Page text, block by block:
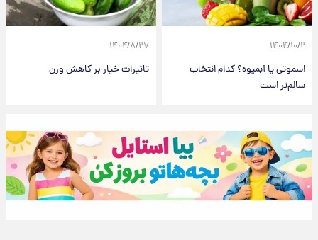
۱۴۰۴/۱۰/۲
اسموتی یا آبمیوه؟ کدام انتخاب
سالم‌تر است
۱۴۰۴/۸/۲۷
تاثیرات خیار بر کاهش وزن